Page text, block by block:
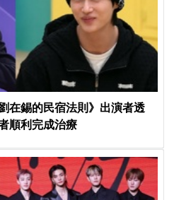
在錫的民宿法則》出演者透
順利完成治療